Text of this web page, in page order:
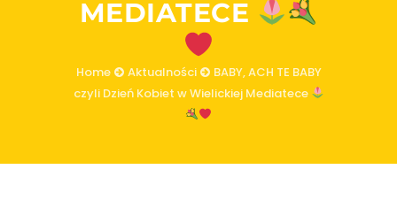
MEDIATECE
Home Aktualności
BABY, ACH TE BABY
czyli Dzień Kobiet w Wielickiej Mediatece